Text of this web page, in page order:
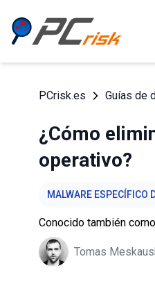
PCrisk.es Guías de
¿Cómo
operativo?
MALWARE ESPECÍFICO
Conocido también
Tomas